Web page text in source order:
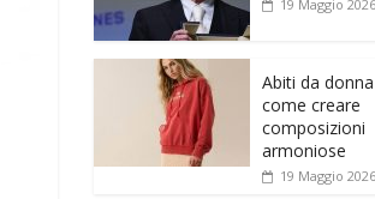
19 Maggio 2026
Abiti da
come creare
composizioni
armoniose
19 Maggio 2026